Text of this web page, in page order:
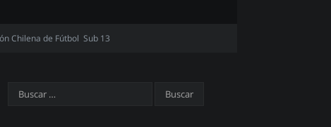
Chilena de Fútbol Sub 13